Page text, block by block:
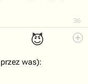
36
😈
was):